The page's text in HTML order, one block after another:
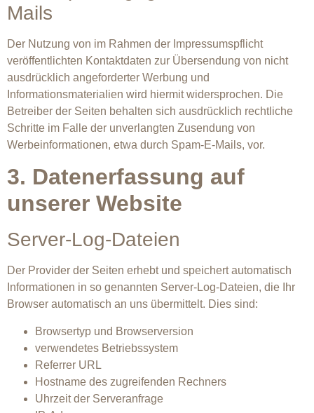
Mails
Der Nutzung von im Rahmen der Impressumspflicht
veröffentlichten Kontaktdaten zur Übersendung von nicht
ausdrücklich angeforderter Werbung und
Informationsmaterialien wird hiermit widersprochen. Die
Betreiber der Seiten behalten sich ausdrücklich rechtliche
Schritte im Falle der unverlangten Zusendung von
Werbeinformationen, etwa durch Spam-E-Mails, vor.
3. Datenerfassung auf
unserer Website
Server-Log-Dateien
Der Provider der Seiten erhebt und speichert automatisch
Informationen in so genannten Server-Log-Dateien, die Ihr
Browser automatisch an uns übermittelt. Dies sind:
Browsertyp und Browserversion
verwendetes Betriebssystem
Referrer URL
Hostname des zugreifenden Rechners
Uhrzeit der Serveranfrage